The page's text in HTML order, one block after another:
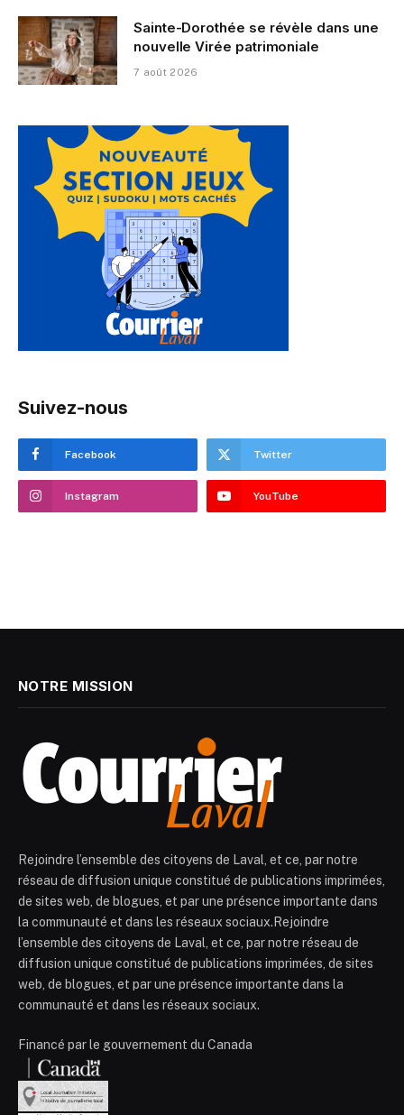
Sainte-Dorothée se révèle dans une
nouvelle Virée patrimoniale
7 août 2026
Suivez-nous
Facebook Twitter
Instagram YouTube
NOTRE MISSION
Rejoindre l’ensemble des citoyens de Laval, et ce, par notre
réseau de diffusion unique constitué de publications imprimées,
de sites web, de blogues, et par une présence importante dans
la communauté et dans les réseaux sociaux.Rejoindre
l’ensemble des citoyens de Laval, et ce, par notre réseau de
diffusion unique constitué de publications imprimées, de sites
web, de blogues, et par une présence importante dans la
communauté et dans les réseaux sociaux.
Financé par le gouvernement du Canada